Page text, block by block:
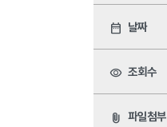
date_range 날짜
visibility 조회수
attach_file 파일첨부